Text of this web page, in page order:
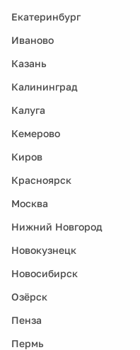
Екатеринбург
Иваново
Казань
Калининград
Калуга
Кемерово
Киров
Красноярск
Москва
Нижний Новгород
Новокузнецк
Новосибирск
Озёрск
Пенза
Пермь